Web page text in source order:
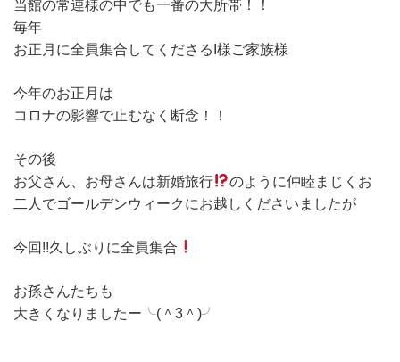
当館の常連様の中でも一番の大所帯！！
毎年
お正月に全員集合してくださるI様ご家族様
今年のお正月は
コロナの影響で止むなく断念！！
その後
お父さん、お母さんは新婚旅行
のように仲睦まじくお
二人でゴールデンウィークにお越しくださいましたが
今回!!久しぶりに全員集合
お孫さんたちも
大きくなりましたー╰(＾3＾)╯